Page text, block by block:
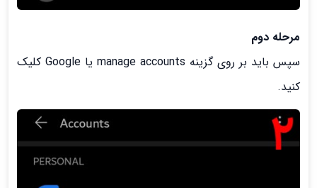
مرحله دوم
سپس باید بر روی گزینه manage accounts یا Google کلیک
کنید.